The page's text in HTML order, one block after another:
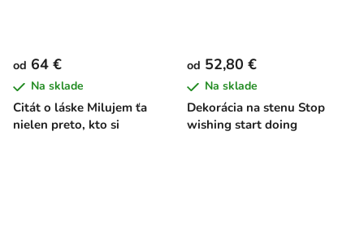
Citát o láske Milujem ťa
nielen preto, kto si
od 64 €
Na sklade
Dekorácia na stenu Stop
wishing start doing
od 52,80 €
Na sklade